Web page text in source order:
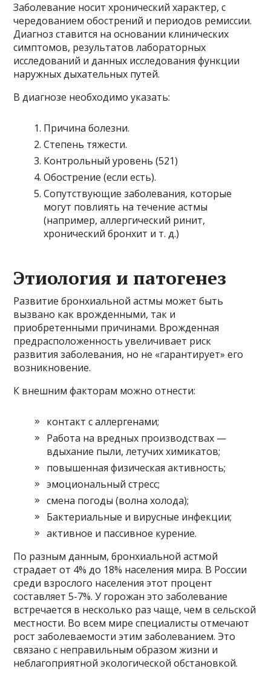
Заболевание носит хронический характер, с
чередованием обострений и периодов ремиссии.
Диагноз ставится на основании клинических
симптомов, результатов лабораторных
исследований и данных исследования функции
наружных дыхательных путей.
В диагнозе необходимо указать:
Причина болезни.
Степень тяжести.
Контрольный уровень (521)
Обострение (если есть).
Сопутствующие заболевания, которые
могут повлиять на течение астмы
(например, аллергический ринит,
хронический бронхит и т. д.)
Этиология и патогенез
Развитие бронхиальной астмы может быть
вызвано как врожденными, так и
приобретенными причинами. Врожденная
предрасположенность увеличивает риск
развития заболевания, но не «гарантирует» его
возникновение.
К внешним факторам можно отнести:
контакт с аллергенами;
Работа на вредных производствах —
вдыхание пыли, летучих химикатов;
повышенная физическая активность;
эмоциональный стресс;
смена погоды (волна холода);
Бактериальные и вирусные инфекции;
активное и пассивное курение.
По разным данным, бронхиальной астмой
страдает от 4% до 18% населения мира. В России
среди взрослого населения этот процент
составляет 5-7%. У горожан это заболевание
встречается в несколько раз чаще, чем в сельской
местности. Во всем мире специалисты отмечают
рост заболеваемости этим заболеванием. Это
связано с неправильным образом жизни и
неблагоприятной экологической обстановкой.